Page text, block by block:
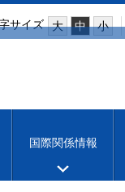
サイズ 大 中 小
Machine translation
国際関係情報